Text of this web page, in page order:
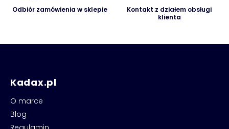
Odbiór zamówienia w sklepie
Kontakt z działem obsługi
klienta
Kadax.pl
O marce
Blog